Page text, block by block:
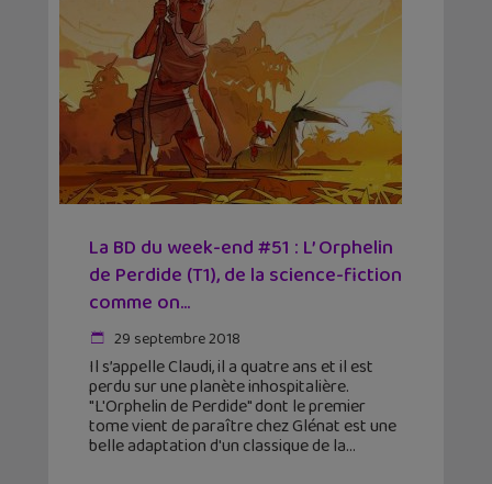
La BD du week-end #51 : L’ Orphelin
de Perdide (T1), de la science-fiction
comme on...
29 septembre 2018
Il s’appelle Claudi, il a quatre ans et il est
perdu sur une planète inhospitalière.
"L'Orphelin de Perdide" dont le premier
tome vient de paraître chez Glénat est une
belle adaptation d'un classique de la